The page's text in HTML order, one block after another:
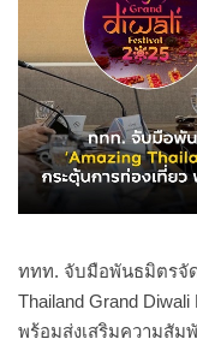
ททท. จับมือพันธมิตรจัด
Thailand Grand
พร้อมส่งเสริมความสัม